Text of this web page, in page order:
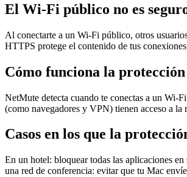
El Wi-Fi público no es
Al conectarte a un Wi-Fi público, otros
HTTPS protege el contenido de tus
Cómo funciona la
NetMute detecta cuando te conectas a un Wi-
(como navegadores y VPN) tienen acceso a la
Casos en los que la
En un hotel: bloquear todas las aplicaciones
una red de conferencia: evitar que tu Mac